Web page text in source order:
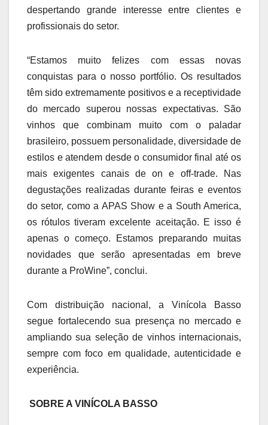
despertando grande interesse entre clientes e
profissionais do setor.
“Estamos muito felizes com essas novas
conquistas para o nosso portfólio. Os resultados
têm sido extremamente positivos e a receptividade
do mercado superou nossas expectativas. São
vinhos que combinam muito com o paladar
brasileiro, possuem personalidade, diversidade de
estilos e atendem desde o consumidor final até os
mais exigentes canais de on e off-trade. Nas
degustações realizadas durante feiras e eventos
do setor, como a APAS Show e a South America,
os rótulos tiveram excelente aceitação. E isso é
apenas o começo. Estamos preparando muitas
novidades que serão apresentadas em breve
durante a ProWine”, conclui.
Com distribuição nacional, a Vinícola Basso
segue fortalecendo sua presença no mercado e
ampliando sua seleção de vinhos internacionais,
sempre com foco em qualidade, autenticidade e
experiência.
SOBRE A VINÍCOLA BASSO